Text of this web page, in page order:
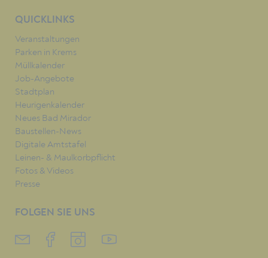
QUICKLINKS
Veranstaltungen
Parken in Krems
Müllkalender
Job-Angebote
Stadtplan
Heurigenkalender
Neues Bad Mirador
Baustellen-News
Digitale Amtstafel
Leinen- & Maulkorbpflicht
Fotos & Videos
Presse
FOLGEN SIE UNS